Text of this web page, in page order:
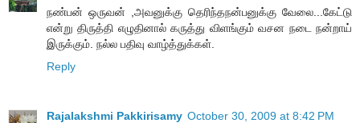
நண்பன் ஒருவன் ,அவனுக்கு தெரிந்தநன்பனுக்கு வேலை...கேட்டு
என்று திருத்தி எழுதினால் கருத்து விளங்கும் வசன நடை நன்றாய்
இருக்கும். நல்ல பதிவு வாழ்த்துக்கள்.
Reply
Rajalakshmi Pakkirisamy October 30, 2009 at 8:42 PM